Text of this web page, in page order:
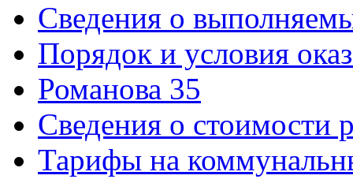
Сведения о
Порядок и условия
Романова 35
Сведения о стоимости
Тарифы на